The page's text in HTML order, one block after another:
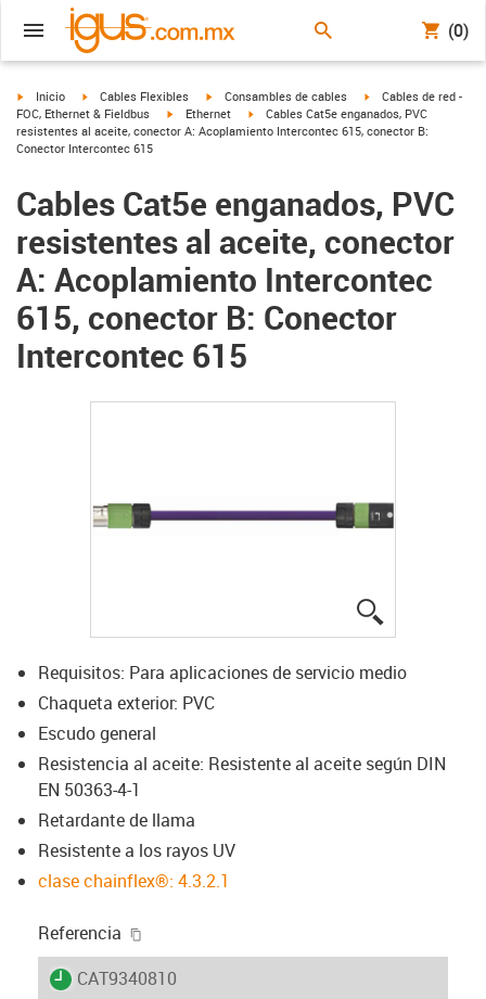
(0)
igus-icon-arrow-right
Inicio igus-icon-arrow-right
Cables Flexibles igus-icon-arrow-right
Consambles de cables igus-icon-arrow-right
Cables de red -
FOC, Ethernet & Fieldbus
igus-icon-arrow-right
Ethernet igus-icon-arrow-right
Cables Cat5e enganados, PVC
resistentes al aceite, conector A: Acoplamiento Intercontec 615, conector B:
Conector Intercontec 615
Cables Cat5e enganados, PVC
resistentes al aceite, conector
A: Acoplamiento Intercontec
615, conector B: Conector
Intercontec 615
Requisitos: Para aplicaciones de servicio medio
Chaqueta exterior: PVC
Escudo general
Resistencia al aceite: Resistente al aceite según DIN
EN 50363-4-1
Retardante de llama
Resistente a los rayos UV
clase chainflex®: 4.3.2.1
Referencia
igus-icon-lieferzeit
CAT9340810